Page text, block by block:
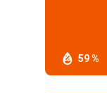
59 %